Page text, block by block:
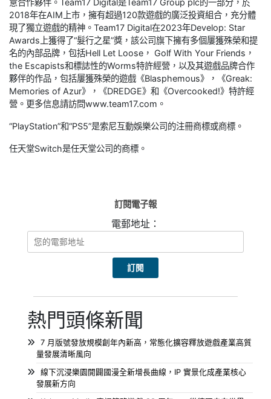
2018年在AIM上市，擁有超過120款遊戲的廣泛投資組合，充分體
現了獨立遊戲的精神。Team17 Digital在2023年Develop: Star
Awards上獲得了“髮行之星”獎，該公司旗下擁有多個屢獲殊榮和提
名的內部品牌，包括Hell Let Loose， Golf With Your Friends，
the Escapists和標誌性的Worms特許經營，以及其遊戲品牌合作
夥伴的作品，包括屢獲殊榮的遊戲《Blasphemous》，《Greak:
Memories of Azur》，《DREDGE》和《Overcooked!》特許經
營。更多信息請訪問www.team17.com。
“PlayStation”和“PS5”是索尼互動娛樂公司的注冊商標或商標。
任天堂Switch是任天堂公司的商標。
訂閱電子報
電郵地址：
熱門頭條新聞
7 月版號發放規模創年內新高，常態化擴容釋放遊戲產業高質
量發展清晰風向
線下沉浸樂園開闢國漫全新增長曲線，IP 實景化成產業核心
發展新方向